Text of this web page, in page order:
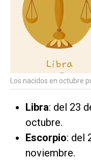
Los nacidos en octubre
Libra: del 23
octubre.
Escorpio: del
noviembre.